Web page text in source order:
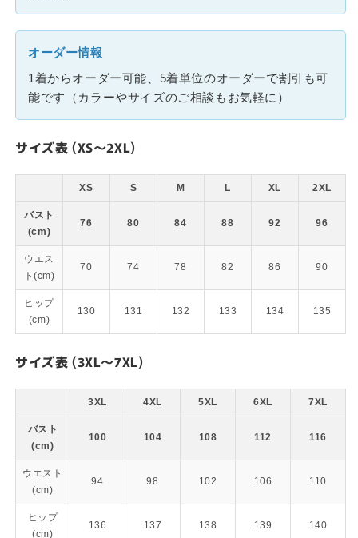
オーダー情報
1着からオーダー可能、5着単位のオーダーで割引も可
能です（カラーやサイズのご相談もお気軽に）
サイズ表 (XS～2XL)
XS S M L XL 2XL
バスト
(cm)
76 80 84 88 92 96
ウエス
ト(cm)
70 74 78 82 86 90
ヒップ
(cm)
130 131 132 133 134 135
サイズ表 (3XL～7XL)
3XL 4XL 5XL 6XL 7XL
バスト
(cm)
100 104 108 112 116
ウエスト
(cm)
94 98 102 106 110
ヒップ
(cm)
136 137 138 139 140